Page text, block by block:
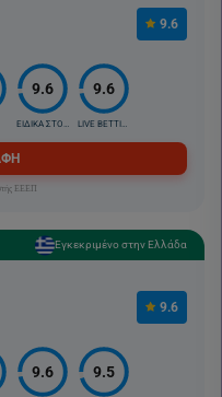
9.6
9.6
ΕΙΔΙΚΑ ΣΤΟΙΧ.
9.6
LIVE BETTING
ΕΕΕΠ
Εγκεκριμένο στην Ελλάδα
9.6
9.6 9.5